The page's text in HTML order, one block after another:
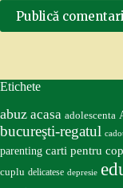
Publică
Etichete
abuz acasa adolescenta
bucureşti-regatul
parenting carti pentru
cuplu delicatese depresie